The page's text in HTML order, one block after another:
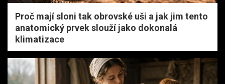
Proč mají sloni tak obrovské uši a jak jim tento
anatomický prvek slouží jako dokonalá
klimatizace